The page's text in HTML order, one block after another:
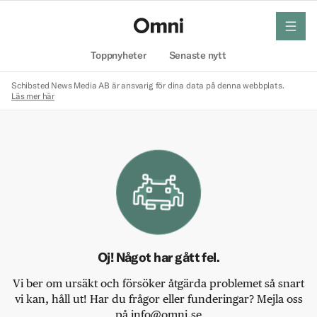
Toppnyheter Senaste nytt
meny
Schibsted News Media AB är ansvarig för dina data på denna webbplats.
Läs mer här
Oj! Något har gått fel.
Vi ber om ursäkt och försöker åtgärda problemet så snart
vi kan, håll ut! Har du frågor eller funderingar? Mejla oss